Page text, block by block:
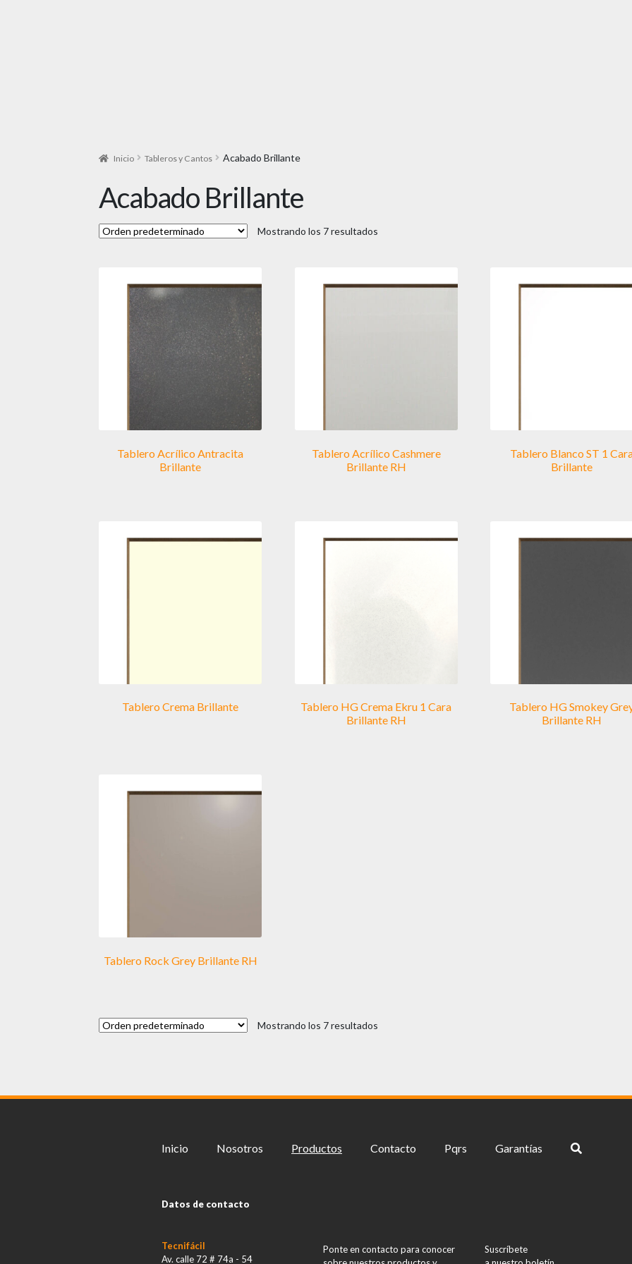
Inicio Tableros y Cantos Acabado Brillante
Acabado Brillante
Mostrando los 7 resultados
Tablero Acrílico Antracita
Brillante
Tablero Acrílico Cashmere
Brillante RH
Tablero Blanco ST 1
Brillante
Tablero Crema Brillante
Tablero HG Crema Ekru 1 Cara
Brillante RH
Tablero HG Smokey
Brillante RH
Tablero Rock Grey Brillante RH
Mostrando los 7 resultados
Inicio Nosotros Productos Contacto Pqrs Garantías
Datos de contacto
Tecnifácil
Av. calle 72 # 74a - 54
Ponte en contacto para conocer
Suscríbete